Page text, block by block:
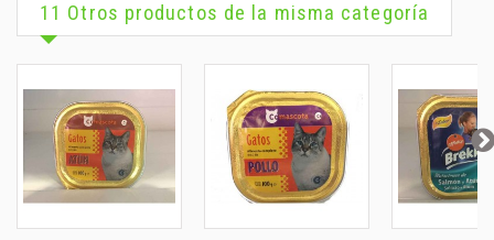
11 Otros productos de la misma categoría